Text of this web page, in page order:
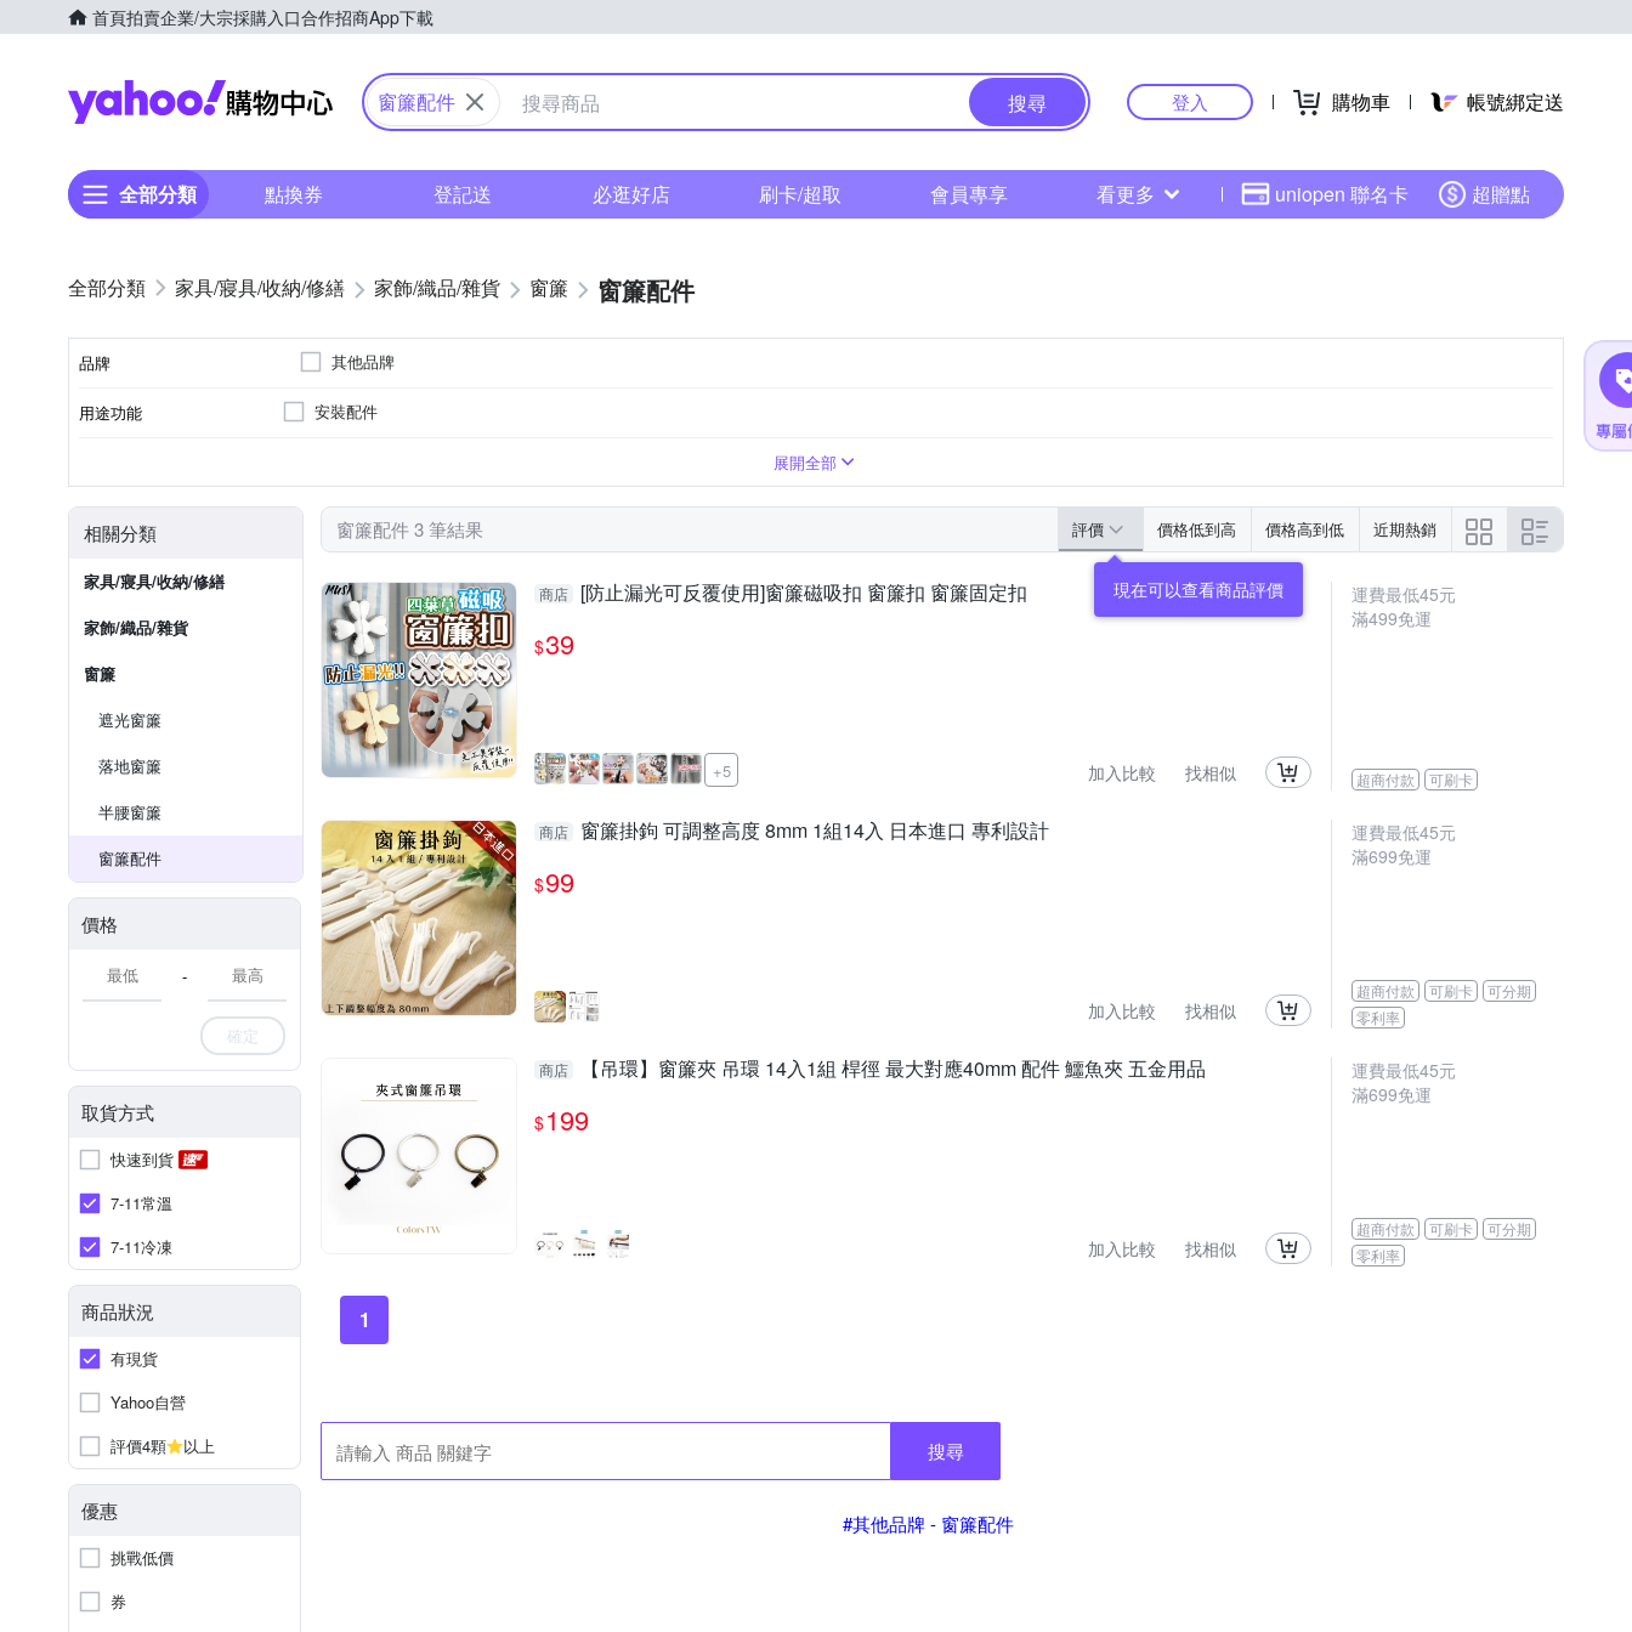
首頁拍賣企業/大宗採購入口合作招商App下載
Yahoo購物中心
窗簾配件 搜尋 登入 購物車 帳號綁定送
全部分類 點換券 登記送 必逛好店 刷卡/超取 會員專享 看更多 uniopen 聯名卡 超贈點
家具/寢具/收納/修繕 家飾/織品/雜貨 窗簾 窗簾配件
品牌 其他品牌
用途功能 安裝配件
展開全部
相關分類
家具/寢具/收納/修繕
家飾/織品/雜貨
窗簾
遮光窗簾
落地窗簾
半腰窗簾
窗簾配件
價格
-
確定
取貨方式
快速到貨
7-11常溫
7-11冷凍
商品狀況
有現貨
Yahoo自營
評價4顆
以上
優惠
挑戰低價
券
窗簾配件 3 筆結果 評價 價格低到高 價格高到低 近期熱銷
現在可以查看商品評價
商店 [防止漏光可反覆使用]窗簾磁吸扣 窗簾扣 窗簾固定扣
$39
+5 加入比較 找相似
運費最低45元
滿499免運
超商付款 可刷卡
商店 窗簾掛鉤 可調整高度 8mm 1組14入 日本進口 專利設計
$99
加入比較 找相似
運費最低45元
滿699免運
超商付款 可刷卡
可分期
零利率
商店 【吊環】窗簾夾 吊環 14入1組 桿徑 最大對應40mm 配件 鱷魚夾 五金用品
$199
加入比較 找相似
運費最低45元
滿699免運
超商付款 可刷卡
可分期
零利率
1
搜尋
#其他品牌 - 窗簾配件